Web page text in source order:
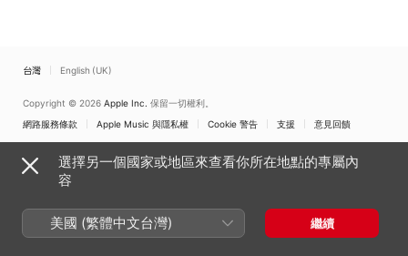
台灣 English (UK)
Copyright © 2026 Apple Inc. 保留一切權利。
網路服務條款
Apple Music 與隱私權 Cookie 警告 支援 意見回饋
選擇另一個國家或地區來查看你所在地點的專屬內
容
美國 (繁體中文台灣) 繼續